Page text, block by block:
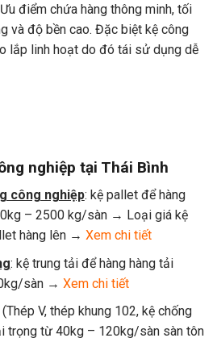
điểm chứa hàng thông minh, tối
và độ bền cao. Đặc biệt kệ công
lắp linh hoạt do đó tái sử dụng dễ
nghiệp tại Thái Bình
công nghiệp: kệ pallet để hàng
– 2500 kg/sàn → Loại giá kệ
hàng lên → Xem chi tiết
: kệ trung tải để hàng hàng tải
sàn → Xem chi tiết
V, thép khung 102, kệ chống
trọng từ 40kg – 120kg/sàn sàn tôn